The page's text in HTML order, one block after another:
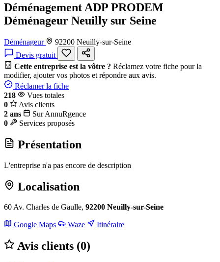
Déménagement ADP PRODEM
Déménageur Neuilly sur Seine
Déménageur
92200 Neuilly-sur-Seine
Devis gratuit
Cette entreprise est la vôtre ? Réclamez votre fiche pour la
modifier, ajouter vos photos et répondre aux avis.
Réclamer la fiche
218
Vues totales
0
Avis clients
2 ans
Sur AnnuRgence
0
Services proposés
Présentation
L'entreprise n'a pas encore de description
Localisation
60 Av. Charles de Gaulle, 92200 Neuilly-sur-Seine
−
Google Maps
Waze Itinéraire
Avis clients (0)